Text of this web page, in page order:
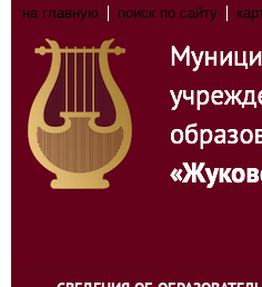
на главную поиск по сайту